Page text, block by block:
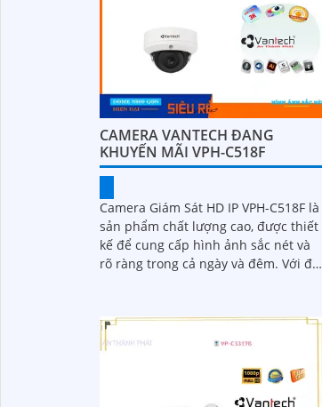
CAMERA VANTECH ĐANG
KHUYẾN MÃI VPH-C518F
Camera Giám Sát HD IP VPH-C518F là
sản phẩm chất lượng cao, được thiết
kế để cung cấp hình ảnh sắc nét và
rõ ràng trong cả ngày và đêm. Với độ